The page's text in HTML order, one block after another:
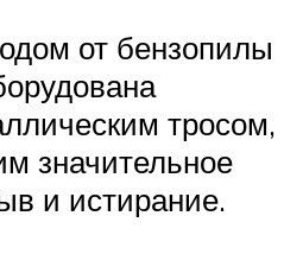
от бензопилы
тросом,
значительное
и истирание.